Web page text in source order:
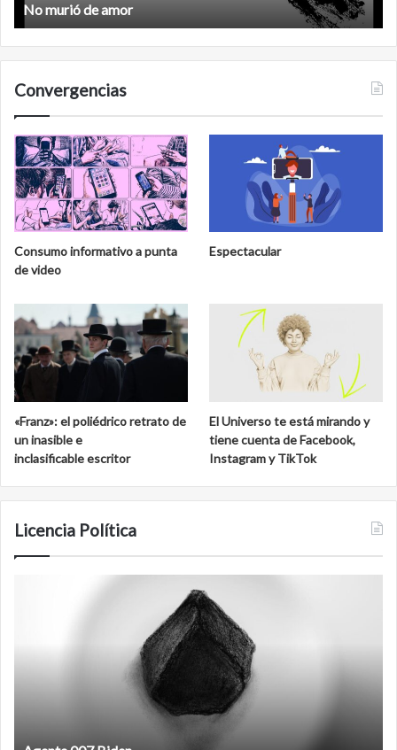
No murió de amor
Convergencias
Consumo informativo a punta
de video
Espectacular
«Franz»: el poliédrico retrato de
un inasible e
inclasificable escritor
El Universo te está mirando y
tiene cuenta de Facebook,
Instagram y TikTok
Licencia Política